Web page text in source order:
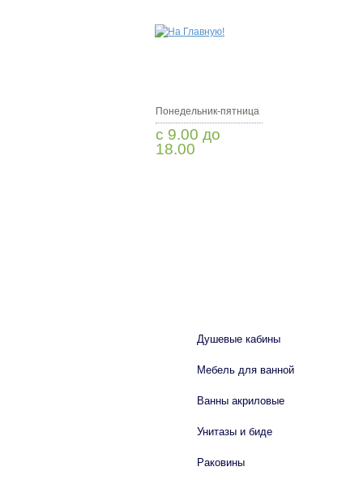
Понедельник-пятница
с 9.00 до
18.00
Душевые кабины
Мебель для ванной
Ванны акриловые
Унитазы и биде
Раковины